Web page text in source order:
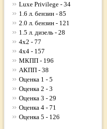
Luxe Privilege - 34
1.6 л. бензин - 85
2.0 л. бензин - 121
1.5 л. дизель - 28
4x2 - 77
4x4 - 157
МКПП - 196
АКПП - 38
Оценка 1 - 5
Оценка 2 - 3
Оценка 3 - 29
Оценка 4 - 71
Оценка 5 - 126